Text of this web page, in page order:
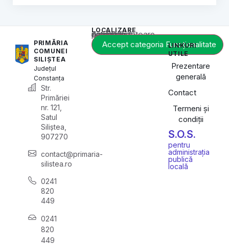
PRIMĂRIA
COMUNEI
SILIȘTEA
Județul
Constanța
Str.
Primăriei
nr. 121,
Satul
Siliștea,
907270
contact@primaria-
silistea.ro
0241
820
449
0241
820
449
LOCALIZARE
Acest conținut este blocat până când acceptați categoria corespunzătoare de cookie-uri.
Accept categoria Funcționalitate
LINKURI
UTILE
Prezentare
generală
Contact
Termeni și
condiții
S.O.S.
pentru
administrația
publică
locală